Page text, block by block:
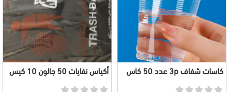
كاسات شفاف 3p عدد 50 كاس
أكياس نفايات 50 جالون 10 كيس